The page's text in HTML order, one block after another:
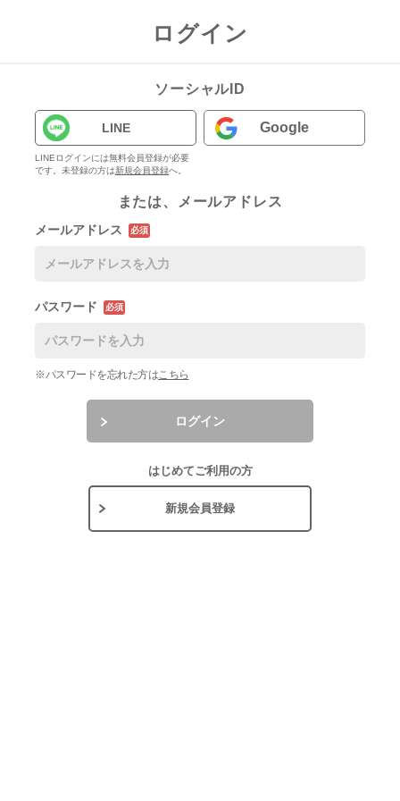
ログイン
ソーシャルID
LINE
LINEログインには無料会員登録が必要
です。未登録の方は新規会員登録へ。
Google
または、メールアドレス
メールアドレス 必須
パスワード 必須
※パスワードを忘れた方はこちら
ログイン
はじめてご利用の方
新規会員登録